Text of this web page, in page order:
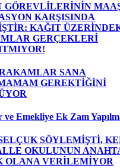
GÖREVLİLERİNİN
KARŞISINDA
KAĞIT
GERÇEKLERİ
SANA
GEREKTİĞİNİ
ve Emekliye Ek Zam
SÖYLEMİŞTİ,
OKULUNUN
OLANA VERİLEMİYOR